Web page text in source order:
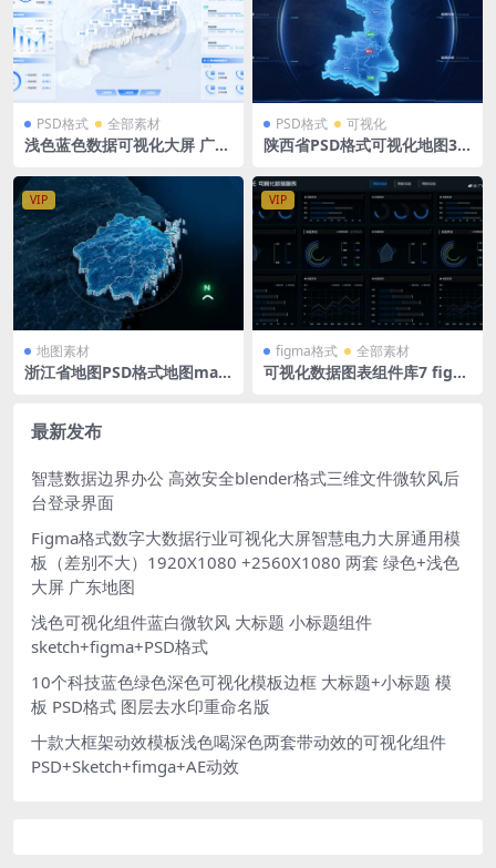
PSD格式 全部素材
浅色蓝色数据可视化大屏 广东
PSD格式 可视化
陕西省PSD格式可视化地图3D
VIP
地图素材
浙江省地图PSD格式地图map
VIP
figma格式 全部素材
可视化数据图表组件库7 figm
最新发布
智慧数据边界办公 高效安全blender格式三维文件微软风后
台登录界面
Figma格式数字大数据行业可视化大屏智慧电力大屏通用模
板（差别不大）1920X1080 +2560X1080 两套 绿色+浅色
大屏 广东地图
浅色可视化组件蓝白微软风 大标题 小标题组件
sketch+figma+PSD格式
10个科技蓝色绿色深色可视化模板边框 大标题+小标题 模
板 PSD格式 图层去水印重命名版
十款大框架动效模板浅色喝深色两套带动效的可视化组件
PSD+Sketch+fimga+AE动效